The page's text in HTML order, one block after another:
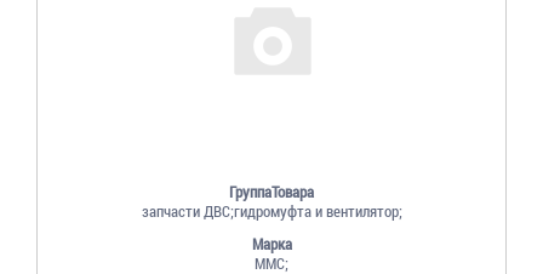
ГруппаТовара
запчасти ДВС;гидромуфта и вентилятор;
Марка
MMC;